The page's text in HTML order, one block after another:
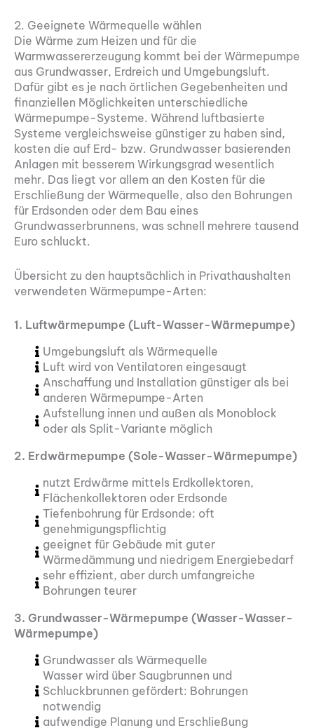
2. Geeignete Wärmequelle wählen
Die Wärme zum Heizen und für die
Warmwassererzeugung kommt bei der Wärmepumpe
aus Grundwasser, Erdreich und Umgebungsluft.
Dafür gibt es je nach örtlichen Gegebenheiten und
finanziellen Möglichkeiten unterschiedliche
Wärmepumpe-Systeme. Während luftbasierte
Systeme vergleichsweise günstiger zu haben sind,
kosten die auf Erd- bzw. Grundwasser basierenden
Anlagen mit besserem Wirkungsgrad wesentlich
mehr. Das liegt vor allem an den Kosten für die
Erschließung der Wärmequelle, also den Bohrungen
für Erdsonden oder dem Bau eines
Grundwasserbrunnens, was schnell mehrere tausend
Euro schluckt.
Übersicht zu den hauptsächlich in Privathaushalten
verwendeten Wärmepumpe-Arten:
1. Luftwärmepumpe (Luft-Wasser-Wärmepumpe)
Umgebungsluft als Wärmequelle
Luft wird von Ventilatoren eingesaugt
Anschaffung und Installation günstiger als bei
anderen Wärmepumpe-Arten
Aufstellung innen und außen als Monoblock
oder als Split-Variante möglich
2. Erdwärmepumpe (Sole-Wasser-Wärmepumpe)
nutzt Erdwärme mittels Erdkollektoren,
Flächenkollektoren oder Erdsonde
Tiefenbohrung für Erdsonde: oft
genehmigungspflichtig
geeignet für Gebäude mit guter
Wärmedämmung und niedrigem Energiebedarf
sehr effizient, aber durch umfangreiche
Bohrungen teurer
3. Grundwasser-Wärmepumpe (Wasser-Wasser-
Wärmepumpe)
Grundwasser als Wärmequelle
Wasser wird über Saugbrunnen und
Schluckbrunnen gefördert: Bohrungen
notwendig
aufwendige Planung und Erschließung